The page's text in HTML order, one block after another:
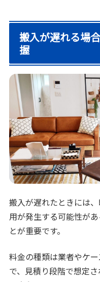
搬入が遅れる場
握
搬入が遅れたときには
用が発生する可能性が
とが重要です。
料金の種類は業者やケ
で、見積り段階で想定